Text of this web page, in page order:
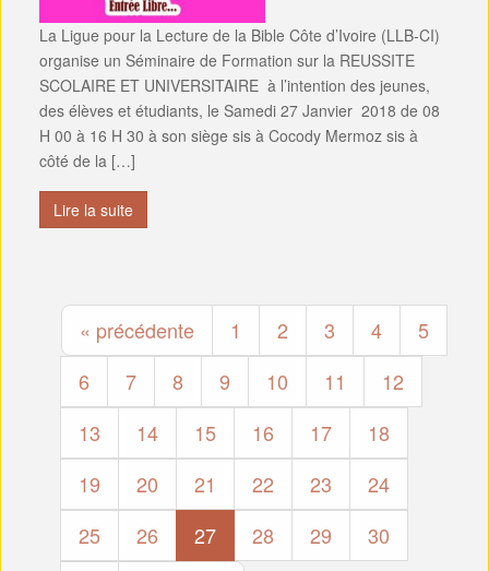
La Ligue pour la Lecture de la Bible Côte d’Ivoire (LLB-CI)
organise un Séminaire de Formation sur la REUSSITE
SCOLAIRE ET UNIVERSITAIRE à l’intention des jeunes,
des élèves et étudiants, le Samedi 27 Janvier 2018 de 08
H 00 à 16 H 30 à son siège sis à Cocody Mermoz sis à
côté de la […]
Lire la suite
« précédente 1 2 3 4
5
6
7 8 9 10 11
12
13
14 15 16 17
18
19
20 21 22 23
24
25
26 27 28 29
30